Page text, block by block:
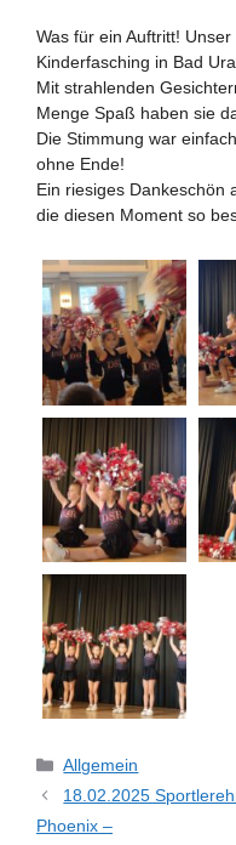
Was für ein Auftritt!
Kinderfasching in Bad
Mit strahlenden
Menge Spaß haben sie
Die Stimmung war
ohne Ende!
Ein riesiges Dankeschön
die diesen Moment so
Kategorien
Allgemein
18.02.2025
Phoenix –